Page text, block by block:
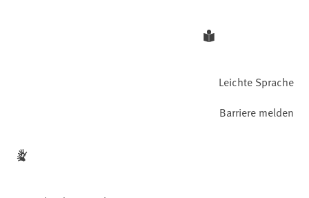
Leichte Sprache
Barriere melden